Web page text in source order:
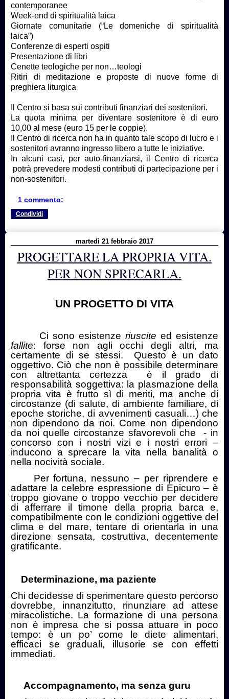
contemporanee
Week-end di spiritualità laica
Giornate comunitarie (“Le domeniche di spiritualità
laica”)
Conferenze di esperti ospiti
Presentazione di libri
Cenette teologiche per non…teologi
Ritiri di meditazione e proposte di nuove forme di
preghiera liturgica
Il Centro si basa sui contributi finanziari dei sostenitori.
La quota minima per diventare sostenitore è di euro
10,00 al mese (euro 15 per le coppie).
Il Centro di ricerca non ha in quanto tale scopo di lucro e i
sostenitori avranno ingresso libero a tutte le iniziative.
In alcuni casi, per auto-finanziarsi, il Centro di ricerca
potrà prevedere modesti contributi di partecipazione per i
non-sostenitori.
1 commento:
Condividi
martedì 21 febbraio 2017
PROGETTARE LA PROPRIA VITA.
PER NON SPRECARLA.
UN PROGETTO DI VITA
Ci sono esistenze riuscite ed esistenze
fallite: forse non agli occhi degli altri, ma
certamente di se stessi.
Questo è un dato
oggettivo. Ciò che non è possibile determinare
con altrettanta certezza
è il grado di
responsabilità soggettiva: la plasmazione della
propria vita è frutto sì di meriti, ma anche di
circostanze (di salute, di ambiente familiare, di
epoche storiche, di avvenimenti casuali…) che
non dipendono da noi. Come non dipendono
da noi quelle circostanze sfavorevoli che
- in
concorso con i nostri vizi e i nostri errori –
inducono a sprecare la vita nella banalità o
nella nocività sociale.
Per fortuna, nessuno – per riprendere e
adattare la celebre espressione di Epicuro – è
troppo giovane o troppo vecchio per decidere
di afferrare il timone della propria barca e,
compatibilmente con le condizioni oggettive del
clima e del mare, tentare di orientarla in una
direzione sensata, costruttiva, decentemente
gratificante.
Determinazione, ma paziente
Chi decidesse di sperimentare questo percorso
dovrebbe, innanzitutto, rinunziare ad attese
miracolistiche. La formazione di una persona
non è impresa che si possa attuare in poco
tempo: è un po’ come le diete alimentari,
efficaci se graduali, illusorie se con effetti
immediati.
Accompagnamento, ma senza guru